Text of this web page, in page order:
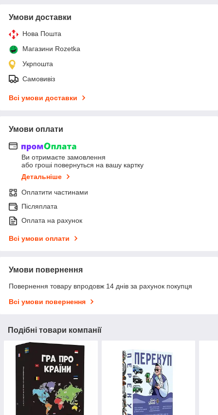
Умови доставки
Нова Пошта
Магазини Rozetka
Укрпошта
Самовивіз
Всі умови доставки
Умови оплати
Ви отримаєте замовлення
або гроші повернуться на вашу картку
Детальніше
Оплатити частинами
Післяплата
Оплата на рахунок
Всі умови оплати
Умови повернення
Повернення товару впродовж 14 днів за рахунок покупця
Всі умови повернення
Подібні товари компанії